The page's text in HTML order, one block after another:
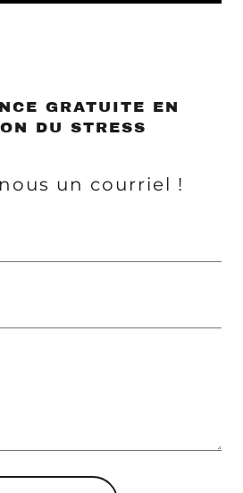
GRATUITE EN
DU STRESS
un courriel !